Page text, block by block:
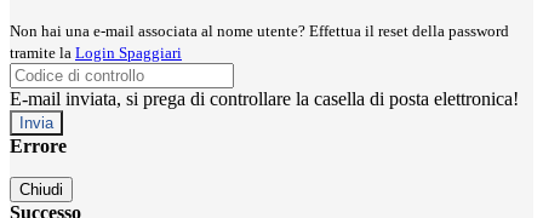
Non hai una e-mail associata al nome utente? Effettua il reset della password
tramite la Login Spaggiari
E-mail inviata, si prega di controllare la casella di posta elettronica!
Errore
Chiudi
Successo